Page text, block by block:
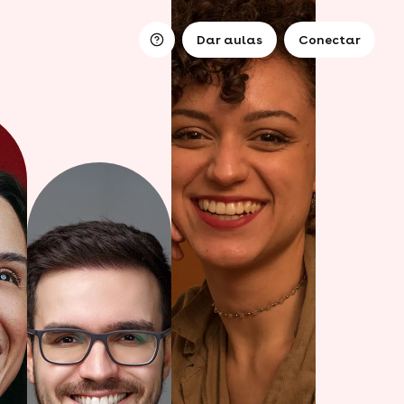
Dar aulas Conectar